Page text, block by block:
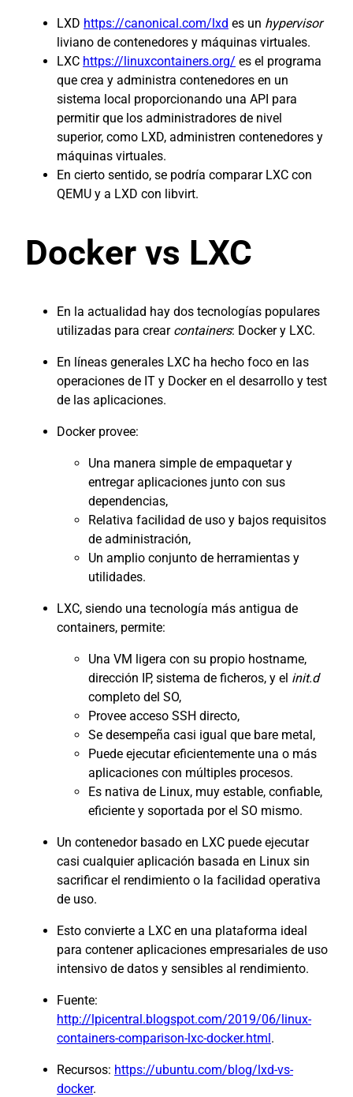
LXD https://canonical.com/lxd es un hypervisor
liviano de contenedores y máquinas virtuales.
LXC https://linuxcontainers.org/ es el programa
que crea y administra contenedores en un
sistema local proporcionando una API para
permitir que los administradores de nivel
superior, como LXD, administren contenedores y
máquinas virtuales.
En cierto sentido, se podría comparar LXC con
QEMU y a LXD con libvirt.
Docker vs LXC
En la actualidad hay dos tecnologías populares
utilizadas para crear containers: Docker y LXC.
En líneas generales LXC ha hecho foco en las
operaciones de IT y Docker en el desarrollo y test
de las aplicaciones.
Docker provee:
Una manera simple de empaquetar y
entregar aplicaciones junto con sus
dependencias,
Relativa facilidad de uso y bajos requisitos
de administración,
Un amplio conjunto de herramientas y
utilidades.
LXC, siendo una tecnología más antigua de
containers, permite:
Una VM ligera con su propio hostname,
dirección IP, sistema de ficheros, y el init.d
completo del SO,
Provee acceso SSH directo,
Se desempeña casi igual que bare metal,
Puede ejecutar eficientemente una o más
aplicaciones con múltiples procesos.
Es nativa de Linux, muy estable, confiable,
eficiente y soportada por el SO mismo.
Un contenedor basado en LXC puede ejecutar
casi cualquier aplicación basada en Linux sin
sacrificar el rendimiento o la facilidad operativa
de uso.
Esto convierte a LXC en una plataforma ideal
para contener aplicaciones empresariales de uso
intensivo de datos y sensibles al rendimiento.
Fuente:
http://lpicentral.blogspot.com/2019/06/linux-
containers-comparison-lxc-docker.html.
Recursos: https://ubuntu.com/blog/lxd-vs-
docker.